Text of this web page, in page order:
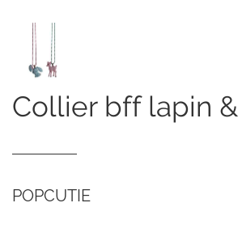
collier bff lapin
POPCUTIE